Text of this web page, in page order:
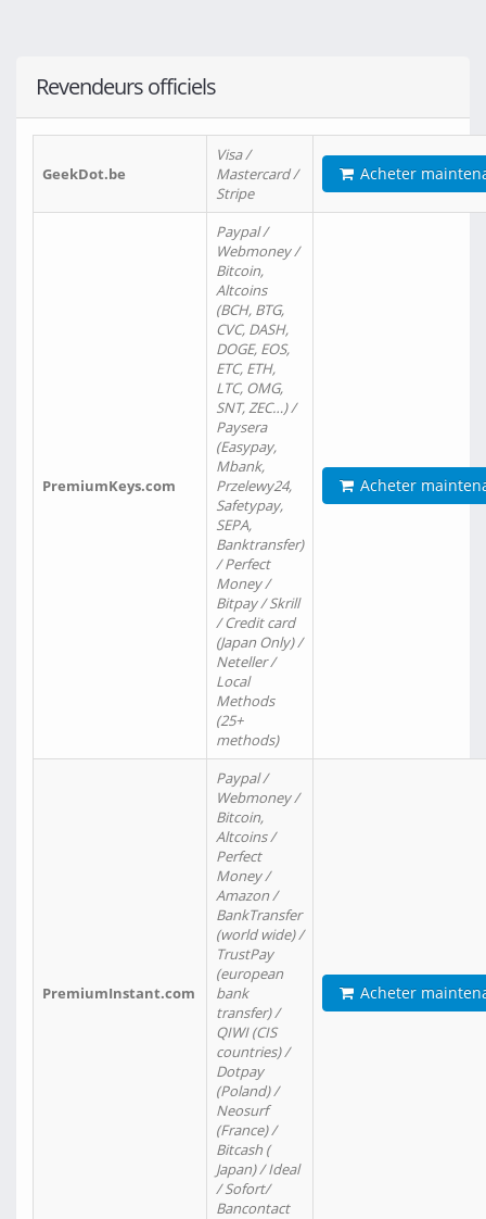
Revendeurs officiels
GeekDot.be
Visa /
Mastercard /
Stripe
Acheter
PremiumKeys.com
Paypal /
Webmoney /
Bitcoin,
Altcoins
(BCH, BTG,
CVC, DASH,
DOGE, EOS,
ETC, ETH,
LTC, OMG,
SNT, ZEC…) /
Paysera
(Easypay,
Mbank,
Przelewy24,
Safetypay,
SEPA,
Banktransfer)
/ Perfect
Money /
Bitpay / Skrill
/ Credit card
(Japan Only) /
Neteller /
Local
Methods
(25+
methods)
Acheter
PremiumInstant.com
Paypal /
Webmoney /
Bitcoin,
Altcoins /
Perfect
Money /
Amazon /
BankTransfer
(world wide) /
TrustPay
(european
bank
transfer) /
QIWI (CIS
countries) /
Dotpay
(Poland) /
Neosurf
(France) /
Bitcash (
Japan) / Ideal
/ Sofort/
Bancontact
Acheter